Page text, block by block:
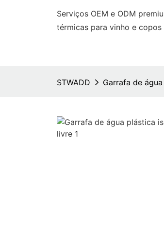
Serviços OEM e ODM
térmicas para vinho e
STWADD Garrafa de